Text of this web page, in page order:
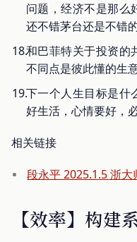
问题，经济不是那么
还不错茅台还是不错
和巴菲特关于投资的
不同点是彼此懂的生
下一个人生目标是什
好生活，心情要好，
相关链接
段永平 2025.1.5 浙
【效率】构建